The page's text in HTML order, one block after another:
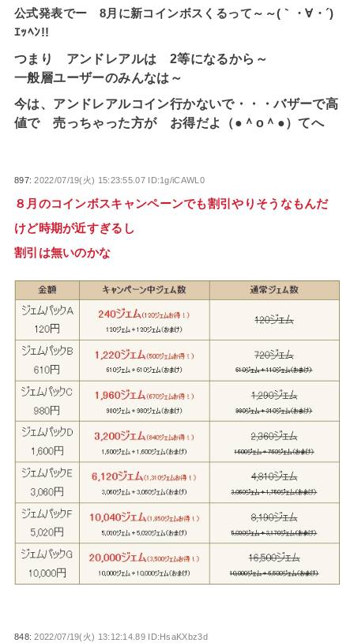
公式発表でー 8月に新コインボスくるって～～(｀・∀・´)
ｴｯﾍﾝ!!
つまり アンドレアルは 2等になるから～
一般層ユーザーのみんなは～
今は、アンドレアルコイン行かないで・・・バザーで高
値で 売っちゃった方が お得だよ（●＾o＾●）てへ
897:2022/07/19(火) 15:23:55.07 ID:1g/iCAWL0
８月のコインボスキャンペーンでも割引やりそうなもんだ
けど時期が近すぎるし
割引は無いのかな
848:2022/07/19(火) 13:12:14.89 ID:HsaKXbz3d